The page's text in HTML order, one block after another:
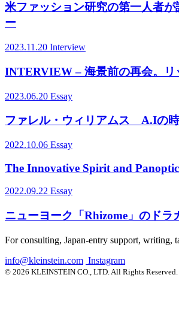
米ファッション研究の第一人者
ー
2023.11.20 Interview
INTERVIEW – 海景前の再会。リ
2023.06.20 Essay
ファレル・ウィリアムス A.Iの
2022.10.06 Essay
The Innovative Spirit and
2022.09.22 Essay
ニューヨーク「Rhizome」のド
For consulting, Japan-entry support, writing,
info@kleinstein.com Instagram
© 2026 KLEINSTEIN CO., LTD. All Rights Reserved.